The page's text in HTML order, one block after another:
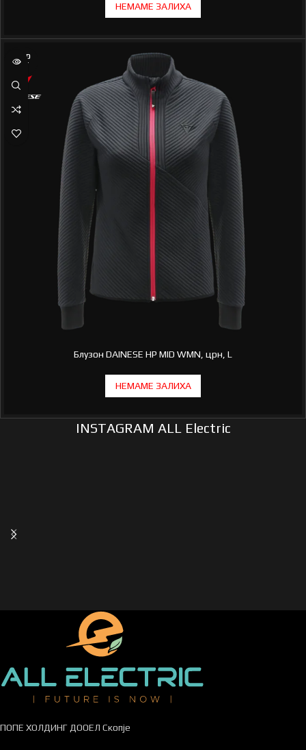
SOLD
OUT
Блузон DAINESE HP MID WMN, црн, L
INSTAGRAM ALL Electric
ПОПЕ ХОЛДИНГ ДООЕЛ Скопје